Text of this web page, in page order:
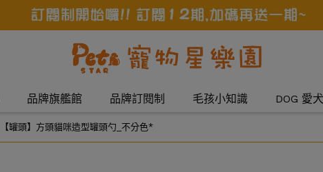
品牌旗艦館 品牌訂閱制 毛孩小知識 DOG 愛犬
【罐頭】方頭貓咪造型罐頭勺_不分色*